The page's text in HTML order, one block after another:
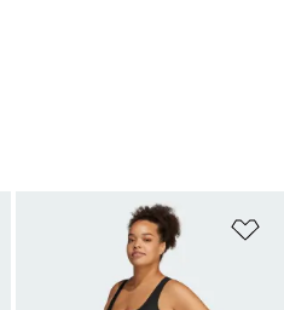
Zur Wunschliste hinzufügen